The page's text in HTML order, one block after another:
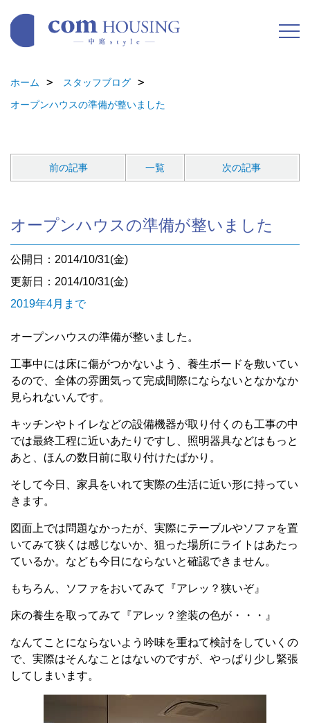
ホーム
スタッフブログ
オープンハウスの準備が整いました
前の記事 一覧 次の記事
オープンハウスの準備が整いました
公開日：2014/10/31(金)
更新日：2014/10/31(金)
2019年4月まで
オープンハウスの準備が整いました。
工事中には床に傷がつかないよう、養生ボードを敷いてい
るので、全体の雰囲気って完成間際にならないとなかなか
見られないんです。
キッチンやトイレなどの設備機器が取り付くのも工事の中
では最終工程に近いあたりですし、照明器具などはもっと
あと、ほんの数日前に取り付けたばかり。
そして今日、家具をいれて実際の生活に近い形に持ってい
きます。
図面上では問題なかったが、実際にテーブルやソファを置
いてみて狭くは感じないか、狙った場所にライトはあたっ
ているか。なども今日にならないと確認できません。
もちろん、ソファをおいてみて『アレッ？狭いぞ』
床の養生を取ってみて『アレッ？塗装の色が・・・』
なんてことにならないよう吟味を重ねて検討をしていくの
で、実際はそんなことはないのですが、やっぱり少し緊張
してしまいます。